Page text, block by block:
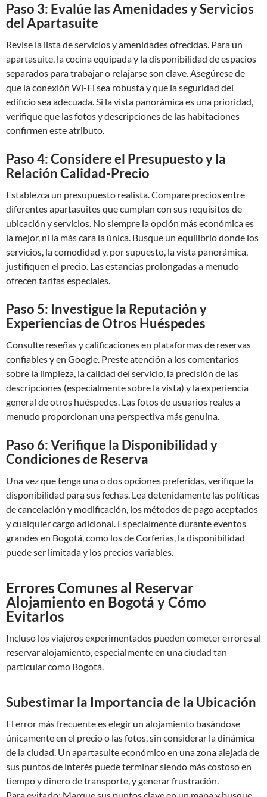
Paso 3: Evalúe las Amenidades y Servicios
del Apartasuite
Revise la lista de servicios y amenidades ofrecidas. Para un
apartasuite, la cocina equipada y la disponibilidad de espacios
separados para trabajar o relajarse son clave. Asegúrese de
que la conexión Wi-Fi sea robusta y que la seguridad del
edificio sea adecuada. Si la vista panorámica es una prioridad,
verifique que las fotos y descripciones de las habitaciones
confirmen este atributo.
Paso 4: Considere el Presupuesto y la
Relación Calidad-Precio
Establezca un presupuesto realista. Compare precios entre
diferentes apartasuites que cumplan con sus requisitos de
ubicación y servicios. No siempre la opción más económica es
la mejor, ni la más cara la única. Busque un equilibrio donde los
servicios, la comodidad y, por supuesto, la vista panorámica,
justifiquen el precio. Las estancias prolongadas a menudo
ofrecen tarifas especiales.
Paso 5: Investigue la Reputación y
Experiencias de Otros Huéspedes
Consulte reseñas y calificaciones en plataformas de reservas
confiables y en Google. Preste atención a los comentarios
sobre la limpieza, la calidad del servicio, la precisión de las
descripciones (especialmente sobre la vista) y la experiencia
general de otros huéspedes. Las fotos de usuarios reales a
menudo proporcionan una perspectiva más genuina.
Paso 6: Verifique la Disponibilidad y
Condiciones de Reserva
Una vez que tenga una o dos opciones preferidas, verifique la
disponibilidad para sus fechas. Lea detenidamente las políticas
de cancelación y modificación, los métodos de pago aceptados
y cualquier cargo adicional. Especialmente durante eventos
grandes en Bogotá, como los de Corferias, la disponibilidad
puede ser limitada y los precios variables.
Errores Comunes al Reservar
Alojamiento en Bogotá y Cómo
Evitarlos
Incluso los viajeros experimentados pueden cometer errores al
reservar alojamiento, especialmente en una ciudad tan
particular como Bogotá.
Subestimar la Importancia de la Ubicación
El error más frecuente es elegir un alojamiento basándose
únicamente en el precio o las fotos, sin considerar la dinámica
de la ciudad. Un apartasuite económico en una zona alejada de
sus puntos de interés puede terminar siendo más costoso en
tiempo y dinero de transporte, y generar frustración.